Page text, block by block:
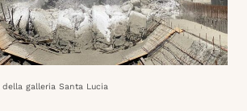
galleria Santa Lucia